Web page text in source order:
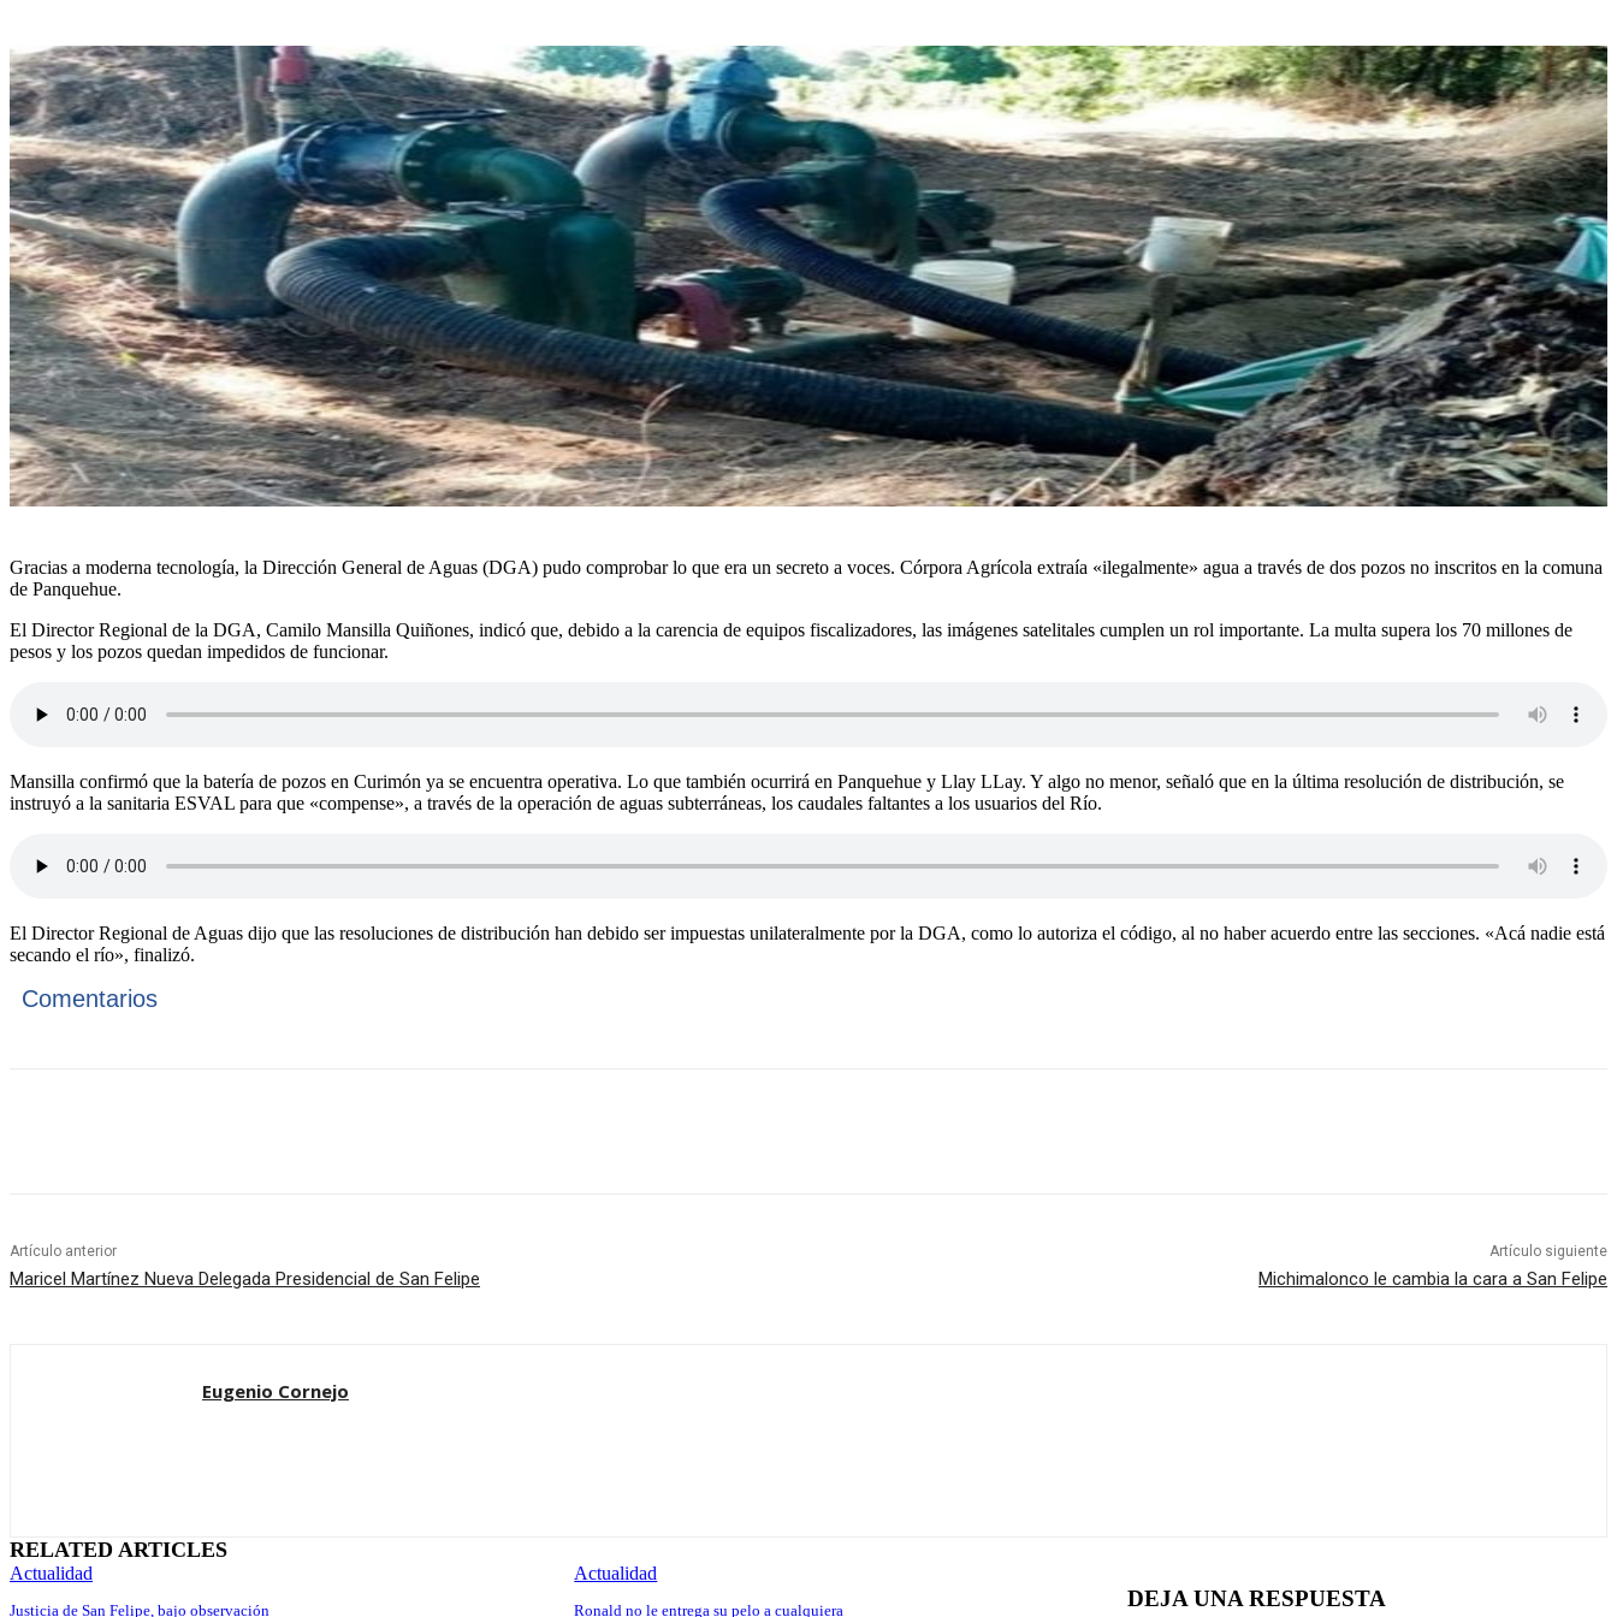
Gracias a moderna tecnología, la Dirección General de Aguas (DGA) pudo comprobar lo que era un secreto a voces. Córpora Agrícola extraía «ilegalmente» agua a través de dos pozos no inscritos en la comuna
de Panquehue.
El Director Regional de la DGA, Camilo Mansilla Quiñones, indicó que, debido a la carencia de equipos fiscalizadores, las imágenes satelitales cumplen un rol importante. La multa supera los 70 millones de
pesos y los pozos quedan impedidos de funcionar.
Mansilla confirmó que la batería de pozos en Curimón ya se encuentra operativa. Lo que también ocurrirá en Panquehue y Llay LLay. Y algo no menor, señaló que en la última resolución de distribución, se
instruyó a la sanitaria ESVAL para que «compense», a través de la operación de aguas subterráneas, los caudales faltantes a los usuarios del Río.
El Director Regional de Aguas dijo que las resoluciones de distribución han debido ser impuestas unilateralmente por la DGA, como lo autoriza el código, al no haber acuerdo entre las secciones. «Acá nadie está
secando el río», finalizó.
Comentarios
Artículo anterior
Maricel Martínez Nueva Delegada Presidencial de San Felipe
Artículo siguiente
Michimalonco le cambia la cara a San Felipe
Eugenio Cornejo
RELATED ARTICLES
Actualidad
Justicia de San Felipe, bajo observación
Actualidad
Ronald no le entrega su pelo a cualquiera DEJA UNA RESPUESTA